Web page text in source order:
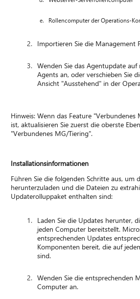
Rollencomputer der Operations-
Importieren Sie die Management
Wenden Sie das Agentupdate
Agents an, oder verschieben Sie
Ansicht "Ausstehend" in der
Hinweis: Wenn das Feature
ist, aktualisieren Sie zuerst die oberste
"Verbundenes MG/Tiering".
Installationsinformationen
Führen Sie die folgenden Schritte aus, um
herunterzuladen und die Dateien zu
Updaterolluppaket enthalten sind:
Laden Sie die Updates herunter,
jeden Computer bereitstellt.
entsprechenden Updates
Komponenten bereit, die auf
sind.
Wenden Sie die entsprechenden
Computer an.